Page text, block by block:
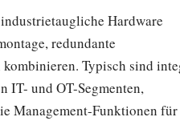
Hardware
redundante
Typisch sind
IT- und OT-Segmenten,
Management-Funktionen für